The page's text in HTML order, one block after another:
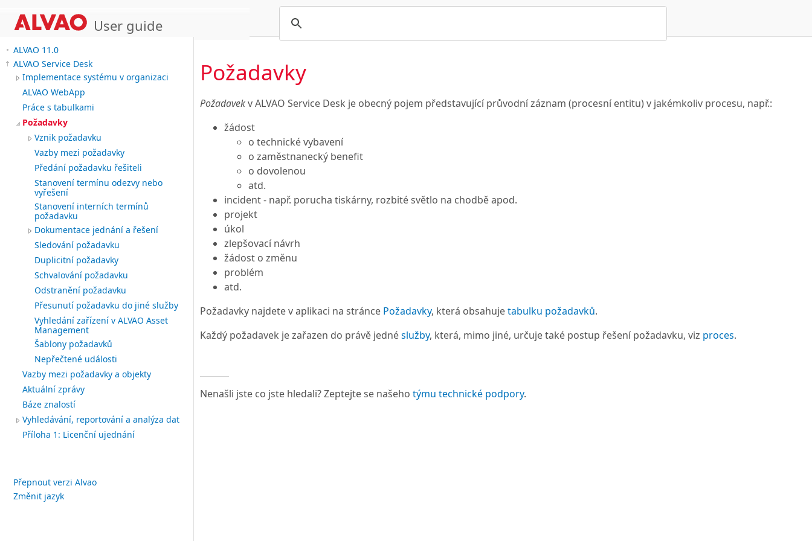
User guide
ALVAO 11.0
ALVAO Service Desk
Implementace systému v organizaci
ALVAO WebApp
Práce s tabulkami
Požadavky
Vznik požadavku
Vazby mezi požadavky
Předání požadavku řešiteli
Stanovení termínu odezvy nebo
vyřešení
Stanovení interních termínů
požadavku
Dokumentace jednání a řešení
Sledování požadavku
Duplicitní požadavky
Schvalování požadavku
Odstranění požadavku
Přesunutí požadavku do jiné služby
Vyhledání zařízení v ALVAO Asset
Management
Šablony požadavků
Nepřečtené události
Vazby mezi požadavky a objekty
Aktuální zprávy
Báze znalostí
Vyhledávání, reportování a analýza dat
Příloha 1: Licenční ujednání
Přepnout verzi Alvao
Změnit jazyk
Požadavky
Požadavekv ALVAO Service Desk je obecný pojem představující průvodní záznam (procesní entitu) v jakémkoliv procesu, např.:
žádost
o technické vybavení
o zaměstnanecký benefit
o dovolenou
atd.
incident - např. porucha tiskárny, rozbité světlo na chodbě apod.
projekt
úkol
zlepšovací návrh
žádost o změnu
problém
atd.
Požadavky najdete v aplikaci na stránce Požadavky, která obsahujetabulku požadavků.
Každý požadavek je zařazen do právě jednéslužby, která, mimo jiné, určuje také postup řešení požadavku, viz proces.
Nenašli jste co jste hledali? Zeptejte se našeho týmu technické podpory.